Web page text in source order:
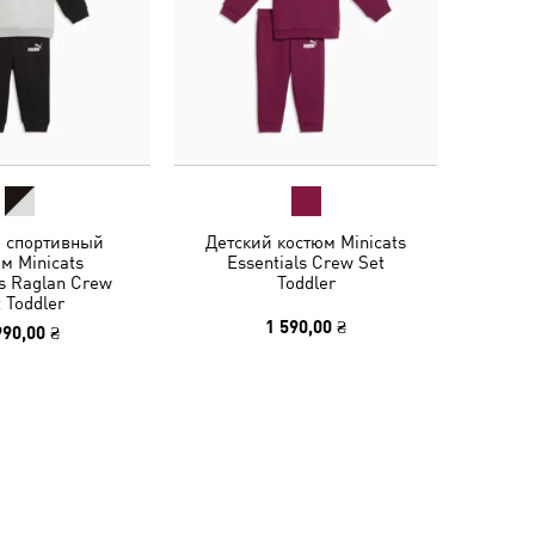
спортивный
Minicats
Raglan Crew
Toddler
₴
Детский костюм Minicats
Essentials Crew Set
Toddler
1 590,00 ₴